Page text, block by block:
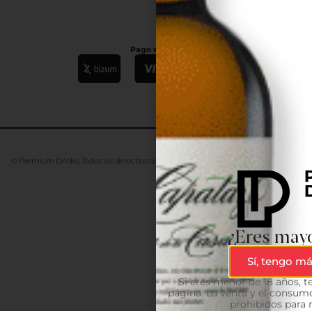
Pago seguro
© Premium Drinks. Todos los derechos reservados. DesarrolladoAdvanze
¿Eres
Sí, tengo
Si eres menor de 18 años,
página. La venta y el
prohibidos para